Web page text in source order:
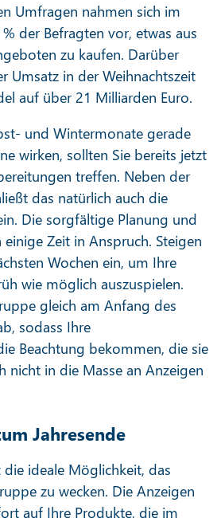
Umfragen nahmen sich im
der Befragten vor, etwas aus
zu kaufen. Darüber
Umsatz in der Weihnachtszeit
auf über 21 Milliarden Euro.
und Wintermonate gerade
wirken, sollten Sie bereits jetzt
treffen. Neben der
das natürlich auch die
Die sorgfältige Planung und
Zeit in Anspruch. Steigen
Wochen ein, um Ihre
wie möglich auszuspielen.
gleich am Anfang des
sodass Ihre
Beachtung bekommen, die sie
nicht in die Masse an Anzeigen
Jahresende
ideale Möglichkeit, das
zu wecken. Die Anzeigen
auf Ihre Produkte, die im